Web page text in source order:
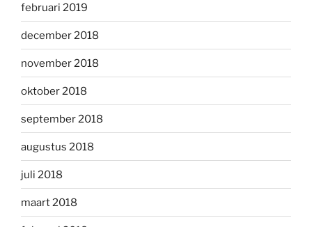
februari 2019
december 2018
november 2018
oktober 2018
september 2018
augustus 2018
juli 2018
maart 2018